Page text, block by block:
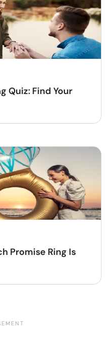
Quiz: Find Your
Promise Ring Is